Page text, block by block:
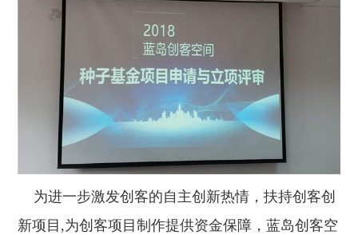
为进一步激发创客的自主创新热情，扶持创客创
新项目,为创客项目制作提供资金保障，蓝岛创客空